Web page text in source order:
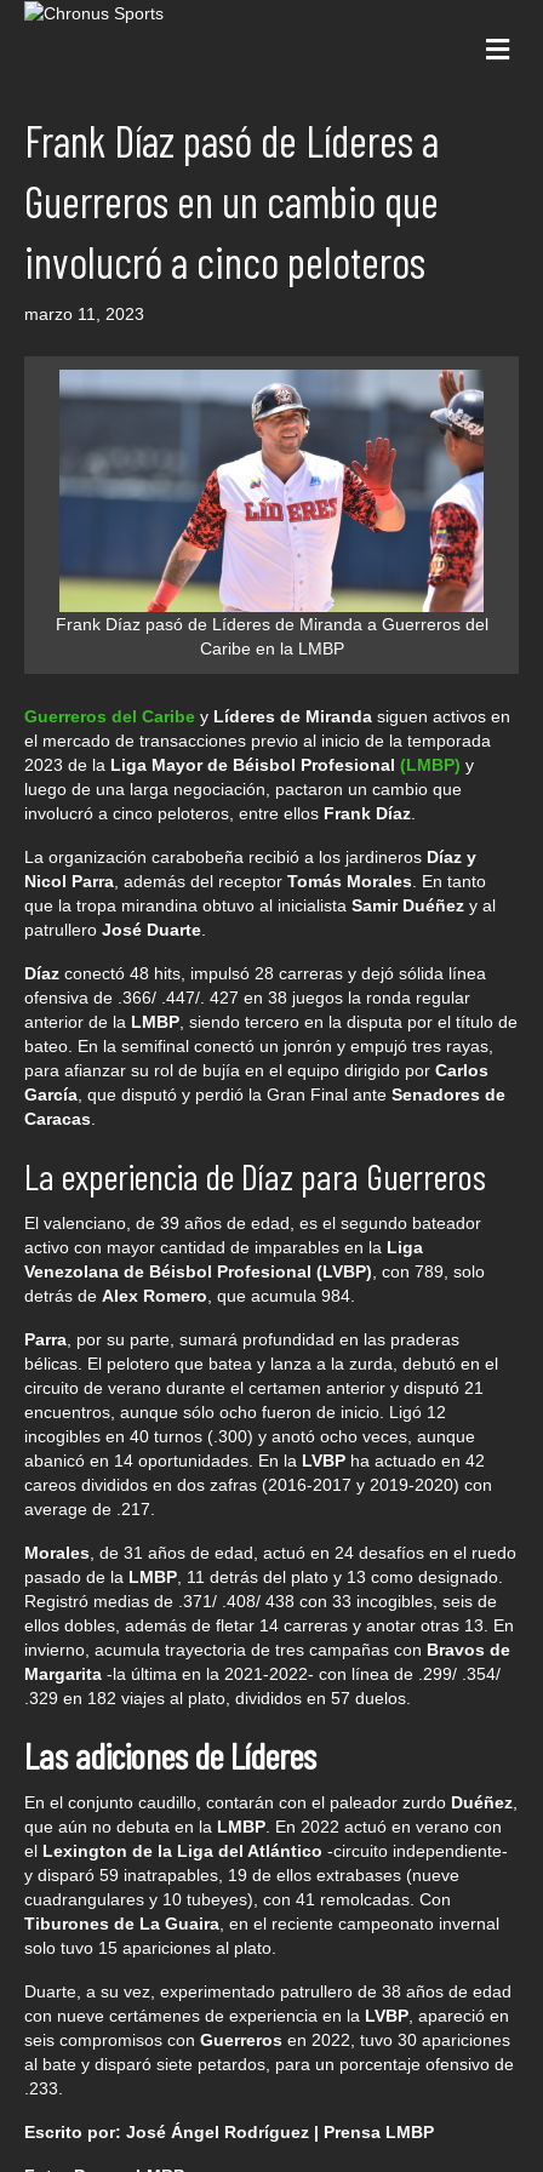
Frank Díaz pasó de Líderes a
Guerreros en un cambio que
involucró a cinco peloteros
marzo 11, 2023
Frank Díaz pasó de Líderes de Miranda a Guerreros del
Caribe en la LMBP
Guerreros del Caribe y Líderes de Miranda siguen activos en
el mercado de transacciones previo al inicio de la temporada
2023 de la Liga Mayor de Béisbol Profesional (LMBP) y
luego de una larga negociación, pactaron un cambio que
involucró a cinco peloteros, entre ellos Frank Díaz.
La organización carabobeña recibió a los jardineros Díaz y
Nicol Parra, además del receptor Tomás Morales. En tanto
que la tropa mirandina obtuvo al inicialista Samir Duéñez y al
patrullero José Duarte.
Díaz conectó 48 hits, impulsó 28 carreras y dejó sólida línea
ofensiva de .366/ .447/. 427 en 38 juegos la ronda regular
anterior de la LMBP, siendo tercero en la disputa por el título de
bateo. En la semifinal conectó un jonrón y empujó tres rayas,
para afianzar su rol de bujía en el equipo dirigido por Carlos
García, que disputó y perdió la Gran Final ante Senadores de
Caracas.
La experiencia de Díaz para Guerreros
El valenciano, de 39 años de edad, es el segundo bateador
activo con mayor cantidad de imparables en la Liga
Venezolana de Béisbol Profesional (LVBP), con 789, solo
detrás de Alex Romero, que acumula 984.
Parra, por su parte, sumará profundidad en las praderas
bélicas. El pelotero que batea y lanza a la zurda, debutó en el
circuito de verano durante el certamen anterior y disputó 21
encuentros, aunque sólo ocho fueron de inicio. Ligó 12
incogibles en 40 turnos (.300) y anotó ocho veces, aunque
abanicó en 14 oportunidades. En la LVBP ha actuado en 42
careos divididos en dos zafras (2016-2017 y 2019-2020) con
average de .217.
Morales, de 31 años de edad, actuó en 24 desafíos en el ruedo
pasado de la LMBP, 11 detrás del plato y 13 como designado.
Registró medias de .371/ .408/ 438 con 33 incogibles, seis de
ellos dobles, además de fletar 14 carreras y anotar otras 13. En
invierno, acumula trayectoria de tres campañas con Bravos de
Margarita -la última en la 2021-2022- con línea de .299/ .354/
.329 en 182 viajes al plato, divididos en 57 duelos.
Las adiciones de Líderes
En el conjunto caudillo, contarán con el paleador zurdo Duéñez,
que aún no debuta en la LMBP. En 2022 actuó en verano con
el Lexington de la Liga del Atlántico -circuito independiente-
y disparó 59 inatrapables, 19 de ellos extrabases (nueve
cuadrangulares y 10 tubeyes), con 41 remolcadas. Con
Tiburones de La Guaira, en el reciente campeonato invernal
solo tuvo 15 apariciones al plato.
Duarte, a su vez, experimentado patrullero de 38 años de edad
con nueve certámenes de experiencia en la LVBP, apareció en
seis compromisos con Guerreros en 2022, tuvo 30 apariciones
al bate y disparó siete petardos, para un porcentaje ofensivo de
.233.
Escrito por: José Ángel Rodríguez | Prensa LMBP